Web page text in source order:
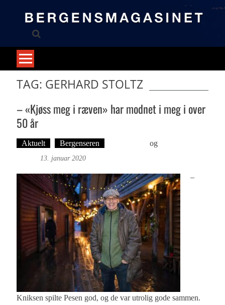
TAG: GERHARD STOLTZ
– «Kjøss meg i ræven» har modnet i meg i over
50 år
Aktuelt Bergenseren og
13. januar 2020
–
Kniksen spilte Pesen god, og de var utrolig gode sammen.